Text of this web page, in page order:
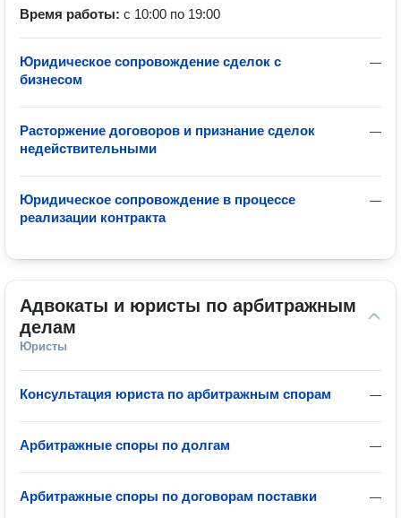
Время работы: с 10:00 по 19:00
—
Юридическое сопровождение сделок с
бизнесом
—
Расторжение договоров и признание сделок
недействительными
—
Юридическое сопровождение в процессе
реализации контракта
Адвокаты и юристы по арбитражным
делам
Юристы
—
Консультация юриста по арбитражным спорам
—
Арбитражные споры по долгам
—
Арбитражные споры по договорам поставки